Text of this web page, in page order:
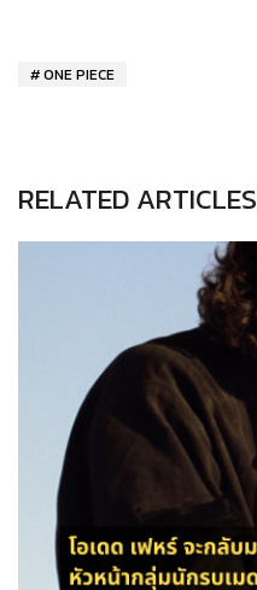
ONE PIECE
RELATED ARTICLES